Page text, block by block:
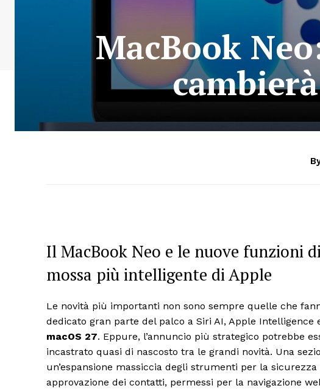
MacBook
Il MacBook Neo e le nuove funzioni
mossa più intelligente di Apple
Le novità più importanti non sono sempre quelle che
dedicato gran parte del palco a Siri AI, Apple
macOS 27. Eppure, l’annuncio più strategico potrebbe
incastrato quasi di nascosto tra le grandi novità. Una
un’espansione massiccia degli strumenti per la
approvazione dei contatti, permessi per la navigazione